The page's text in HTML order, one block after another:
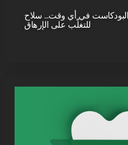
البودكاست في أي وقت… سلاح
للتغلّب على الإرهاق